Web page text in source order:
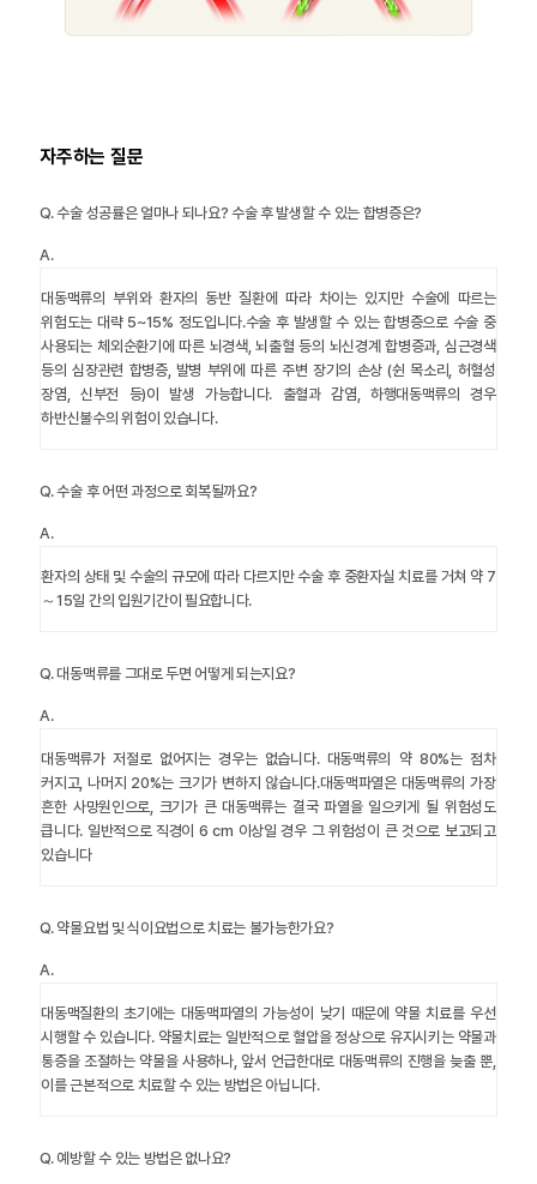
자주하는 질문
Q.수술 성공률은 얼마나 되나요? 수술 후 발생할 수 있는 합병증은?
A.
대동맥류의 부위와 환자의 동반 질환에 따라 차이는 있지만 수술에 따르는
위험도는 대략 5~15% 정도입니다.수술 후 발생할 수 있는 합병증으로 수술 중
사용되는 체외순환기에 따른 뇌경색, 뇌출혈 등의 뇌신경계 합병증과, 심근경색
등의 심장관련 합병증, 발병 부위에 따른 주변 장기의 손상 (쉰 목소리, 허혈성
장염, 신부전 등)이 발생 가능합니다. 출혈과 감염, 하행대동맥류의 경우
하반신불수의 위험이 있습니다.
Q.수술 후 어떤 과정으로 회복될까요?
A.
환자의 상태 및 수술의 규모에 따라 다르지만 수술 후 중환자실 치료를 거쳐 약 7
～15일 간의 입원기간이 필요합니다.
Q.대동맥류를 그대로 두면 어떻게 되는지요?
A.
대동맥류가 저절로 없어지는 경우는 없습니다. 대동맥류의 약 80%는 점차
커지고, 나머지 20%는 크기가 변하지 않습니다.대동맥파열은 대동맥류의 가장
흔한 사망원인으로, 크기가 큰 대동맥류는 결국 파열을 일으키게 될 위험성도
큽니다. 일반적으로 직경이 6 cm 이상일 경우 그 위험성이 큰 것으로 보고되고
있습니다
Q.약물요법 및 식이요법으로 치료는 불가능한가요?
A.
대동맥질환의 초기에는 대동맥파열의 가능성이 낮기 때문에 약물 치료를 우선
시행할 수 있습니다. 약물치료는 일반적으로 혈압을 정상으로 유지시키는 약물과
통증을 조절하는 약물을 사용하나, 앞서 언급한대로 대동맥류의 진행을 늦출 뿐,
이를 근본적으로 치료할 수 있는 방법은 아닙니다.
Q.예방할 수 있는 방법은 없나요?